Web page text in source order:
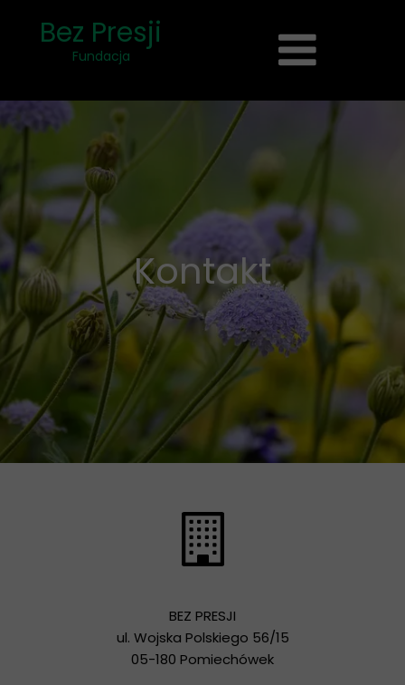
Bez Presji
Fundacja
Kontakt
BEZ PRESJI
ul. Wojska Polskiego 56/15
05-180 Pomiechówek